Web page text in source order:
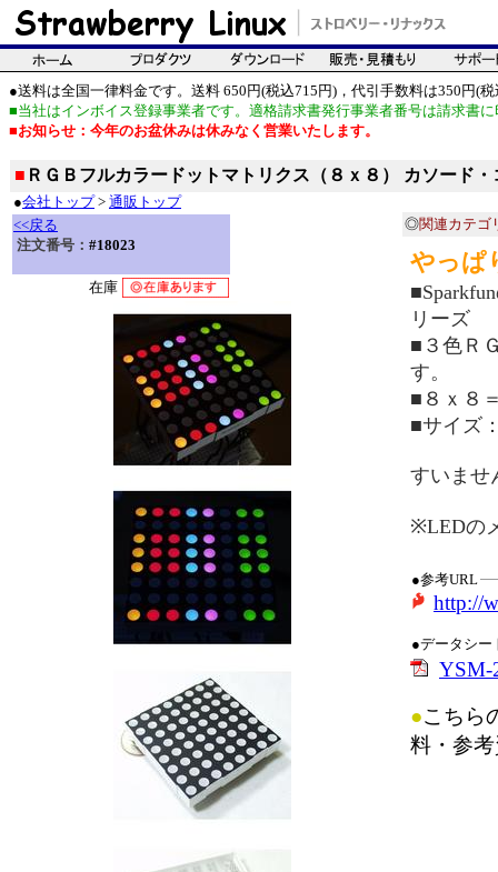
●送料は全国一律料金です。送料 650円(税込715円)，代引手数料は350円(税
■当社はインボイス登録事業者です。適格請求書発行事業者番号は請求書
■お知らせ：今年のお盆休みは休みなく営業いたします。
■ ＲＧＢフルカラードットマトリクス（８ｘ８） カソード・
●会社トップ> 通販トップ
<<戻る
注文番号： #18023
在庫
◎関連カテゴ
やっぱ
リーズ
■３色Ｒ
す。
■８ｘ８
■サイズ
すいませ
※LEDの
●参考URL
http://
●データシー
YSM-
●こちら
料・参